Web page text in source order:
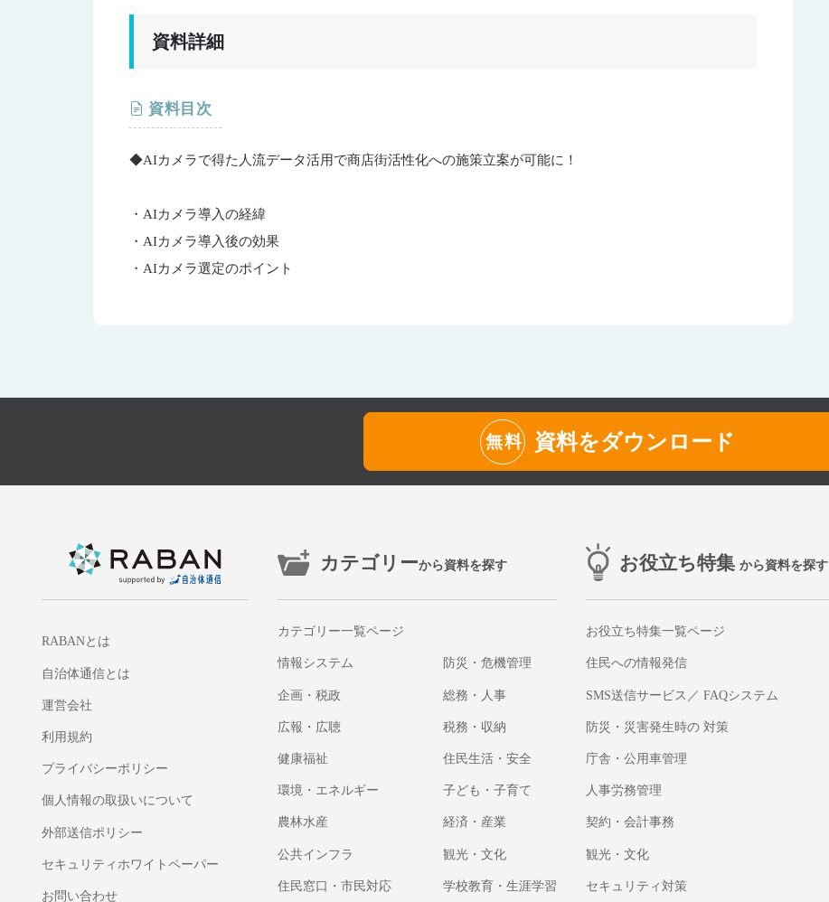
資料詳細
資料目次
◆AIカメラで得た人流データ活用で商店街活性化への施策立案が可能に！
・AIカメラ導入の経緯
・AIカメラ導入後の効果
・AIカメラ選定のポイント
無料 資料をダウンロード
RABANとは
自治体通信とは
運営会社
利用規約
プライバシーポリシー
個人情報の取扱いについて
外部送信ポリシー
セキュリティホワイトペーパー
お問い合わせ
カテゴリーから資料を探す
カテゴリー一覧ページ
情報システム
企画・税政
広報・広聴
健康福祉
環境・エネルギー
農林水産
公共インフラ
住民窓口・市民対応
防災・危機管理
総務・人事
税務・収納
住民生活・安全
子ども・子育て
経済・産業
観光・文化
学校教育・生涯学習
お役立ち特集 から資料を探す
お役立ち特集一覧ページ
住民への情報発信
SMS送信サービス／ FAQシステム
防災・災害発生時の 対策
庁舎・公用車管理
人事労務管理
契約・会計事務
観光・文化
セキュリティ対策